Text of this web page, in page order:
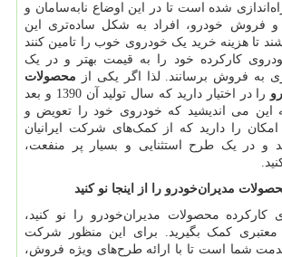
شده است تا در این اوضاع نا‌به‌سامان و
و فروش خودرو، افراد به شکل ساده‌تری این
تا هزینه خرید یک خودروی خوب را تامین کنند
کارکرده خود را به قیمت بهتر و در یک
به فروش برسانند. لذا اگر یکی از محصولات
را در اختیار دارید که سال تولید آن 1390 و بعد
و به این می اندیشید که خودروی خود را تعویض و
امکان را دارید که از کمک‌های شرکت ایرانیان
و در یک طرح استثنایی و بسیار پر منفعت،
مدیران‌خودرو را از اینجا نو کنید
کارکرده محصولات مدیران‌خودرو را نو کنید،
معتبری کمک بگیرید. برای این منظور شرکت
خدمت شما است تا با ارائه طرح‌های ویژه فروش،